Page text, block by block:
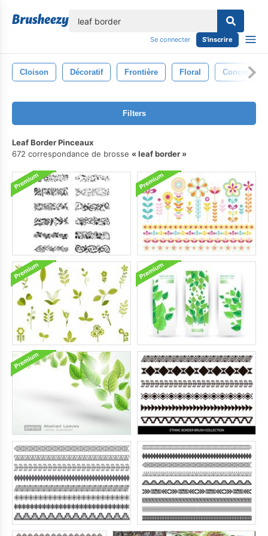
Se connecter S'inscrire
Cloison Décoratif Frontière Floral Conception
Filters
Leaf Border Pinceaux
672 correspondance de brosse
leaf border